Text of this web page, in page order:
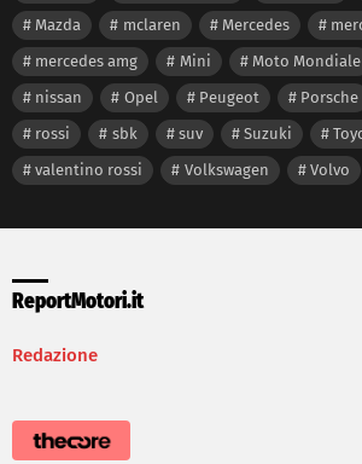
Mazda
mclaren Mercedes
mercedes amg
Mini Moto Mondiale
nissan
Opel Peugeot Porsche
rossi
sbk suv Suzuki
valentino rossi
Volkswagen Volvo
ReportMotori.it
Redazione